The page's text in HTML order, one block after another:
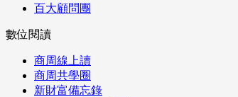
百大顧問團
數位閱讀
商周線上讀
商周共學圈
新財富備忘錄